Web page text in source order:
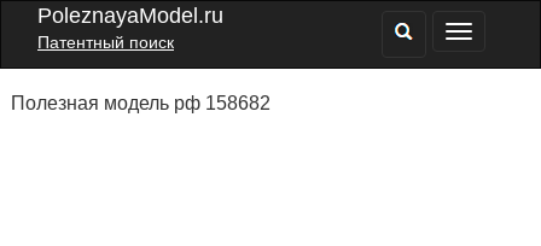
PoleznayaModel.ru
Патентный поиск
Полезная модель рф 158682